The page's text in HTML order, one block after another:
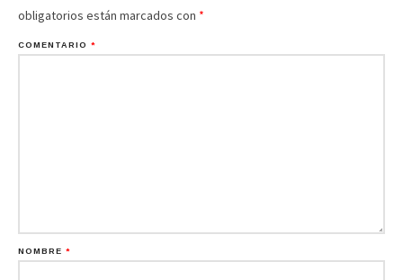
obligatorios están marcados con *
COMENTARIO *
NOMBRE *